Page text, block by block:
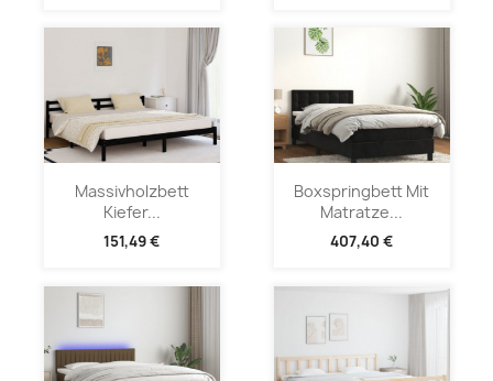
Massivholzbett
Kiefer...
151,49 €
Boxspringbett Mit
Matratze...
407,40 €